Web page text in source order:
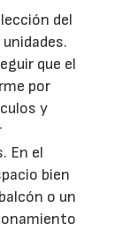
del
que el
por
y
En el
bien
o un